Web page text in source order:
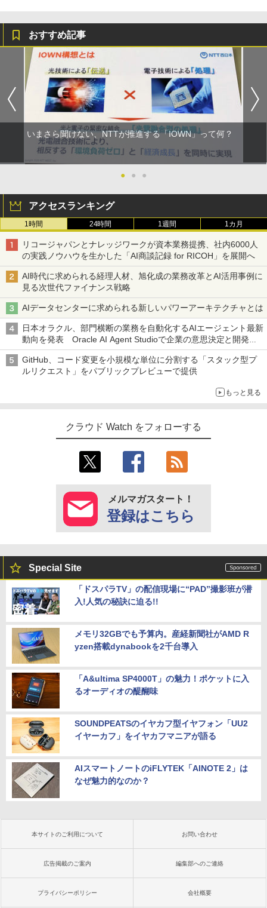
おすすめ記事
いまさら聞けない、NTTが推進する「IOWN」って何？
● ● ●
アクセスランキング
1時間 24時間 1週間 1カ月
リコージャパンとナレッジワークが資本業務提携、社内6000人
の実践ノウハウを生かした「AI商談記録 for RICOH」を展開へ
AI時代に求められる経理人材、旭化成の業務改革とAI活用事例に
見る次世代ファイナンス戦略
AIデータセンターに求められる新しいパワーアーキテクチャとは
日本オラクル、部門横断の業務を自動化するAIエージェント最新
動向を発表 Oracle AI Agent Studioで企業の意思決定と開発を
加速
GitHub、コード変更を小規模な単位に分割する「スタック型プ
ルリクエスト」をパブリックプレビューで提供
もっと見る
クラウド Watch をフォローする
メルマガスタート！
登録はこちら
Special Site
「ドスパラTV」の配信現場に“PAD”撮影班が潜
入!人気の秘訣に迫る!!
メモリ32GBでも予算内。産経新聞社がAMD R
yzen搭載dynabookを2千台導入
「A&ultima SP4000T」の魅力！ポケットに入
るオーディオの醍醐味
SOUNDPEATSのイヤカフ型イヤフォン「UU2
イヤーカフ」をイヤカフマニアが語る
AIスマートノートのiFLYTEK「AINOTE 2」は
なぜ魅力的なのか？
本サイトのご利用について お問い合わせ
広告掲載のご案内 編集部へのご連絡
プライバシーポリシー 会社概要